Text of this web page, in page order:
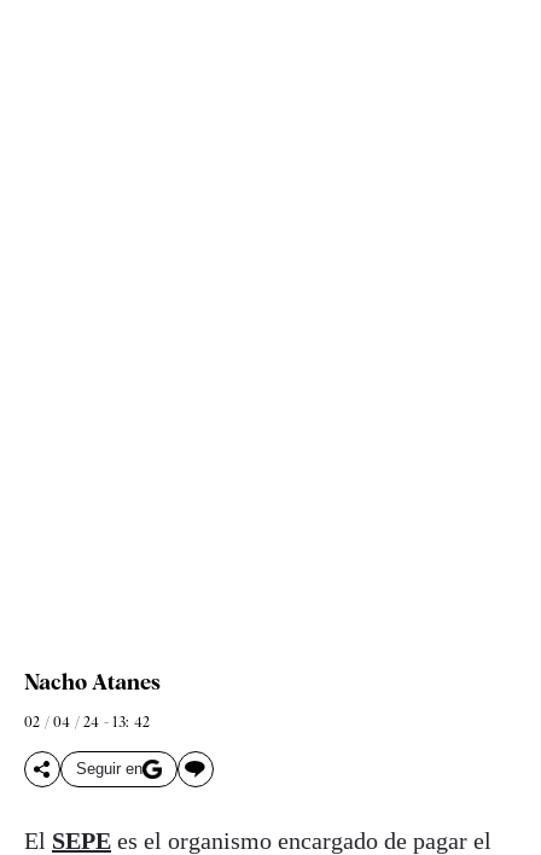
Nacho Atanes
02 / 04 / 24 - 13: 42
Seguir en
El SEPE es el organismo encargado de pagar el